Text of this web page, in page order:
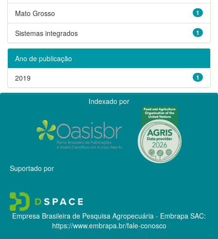
1
Mato Grosso
1
Sistemas integrados
Ano de publicação
1
2019
Indexado por
Suportado por
Empresa Brasileira de Pesquisa Agropecuária - Embrapa SAC:
https://www.embrapa.br/fale-conosco